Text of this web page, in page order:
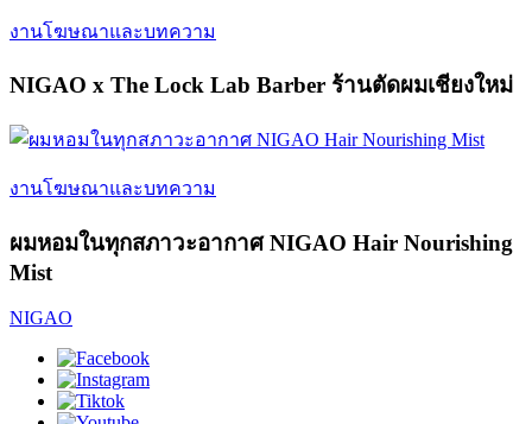
งานโฆษณาและบทความ
NIGAO x The Lock Lab Barber ร้านตัดผมเชียงใหม่
งานโฆษณาและบทความ
ผมหอมในทุกสภาวะอากาศ NIGAO Hair Nourishing
Mist
NIGAO